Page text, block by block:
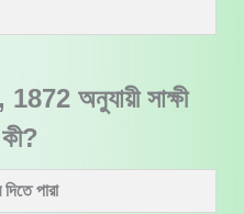
অনুযায়ী সাক্ষী
পারা